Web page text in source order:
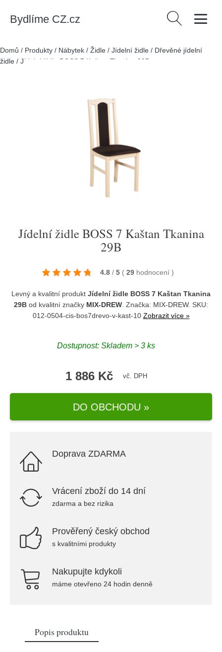
Bydlíme CZ.cz Vyhledávání
Domů / Produkty / Nábytek / Židle / Jídelní židle / Dřevěné jídelní
židle / Jídelní židle BOSS 7 Kaštan Tkanina 29B
Jídelní židle BOSS 7 Kaštan Tkanina
29B
4.8 / 5 ( 29 hodnocení )
Levný a kvalitní produkt Jídelní židle BOSS 7 Kaštan Tkanina
29B od kvalitní značky MIX-DREW . Značka: MIX-DREW. SKU:
012-0504-cis-bos7drevo-v-kast-10 Zobrazit více »
Dostupnost: Skladem > 3 ks
1 886 Kč vč. DPH
DO OBCHODU »
Doprava ZDARMA
Vrácení zboží do 14 dní
zdarma a bez rizika
Prověřený český obchod
s kvalitními produkty
Nakupujte kdykoli
máme otevřeno 24 hodin denně
Popis produktu